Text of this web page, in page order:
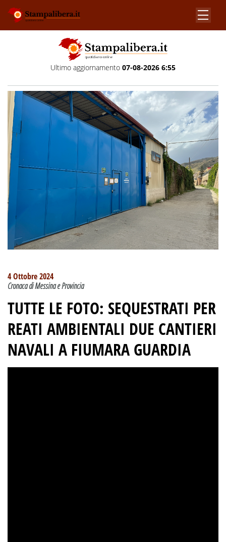
Ultimo aggiornamento 07-08-2026 6:55
4 Ottobre 2024
Cronaca di Messina e Provincia
TUTTE LE FOTO: SEQUESTRATI PER
REATI AMBIENTALI DUE CANTIERI
NAVALI A FIUMARA GUARDIA